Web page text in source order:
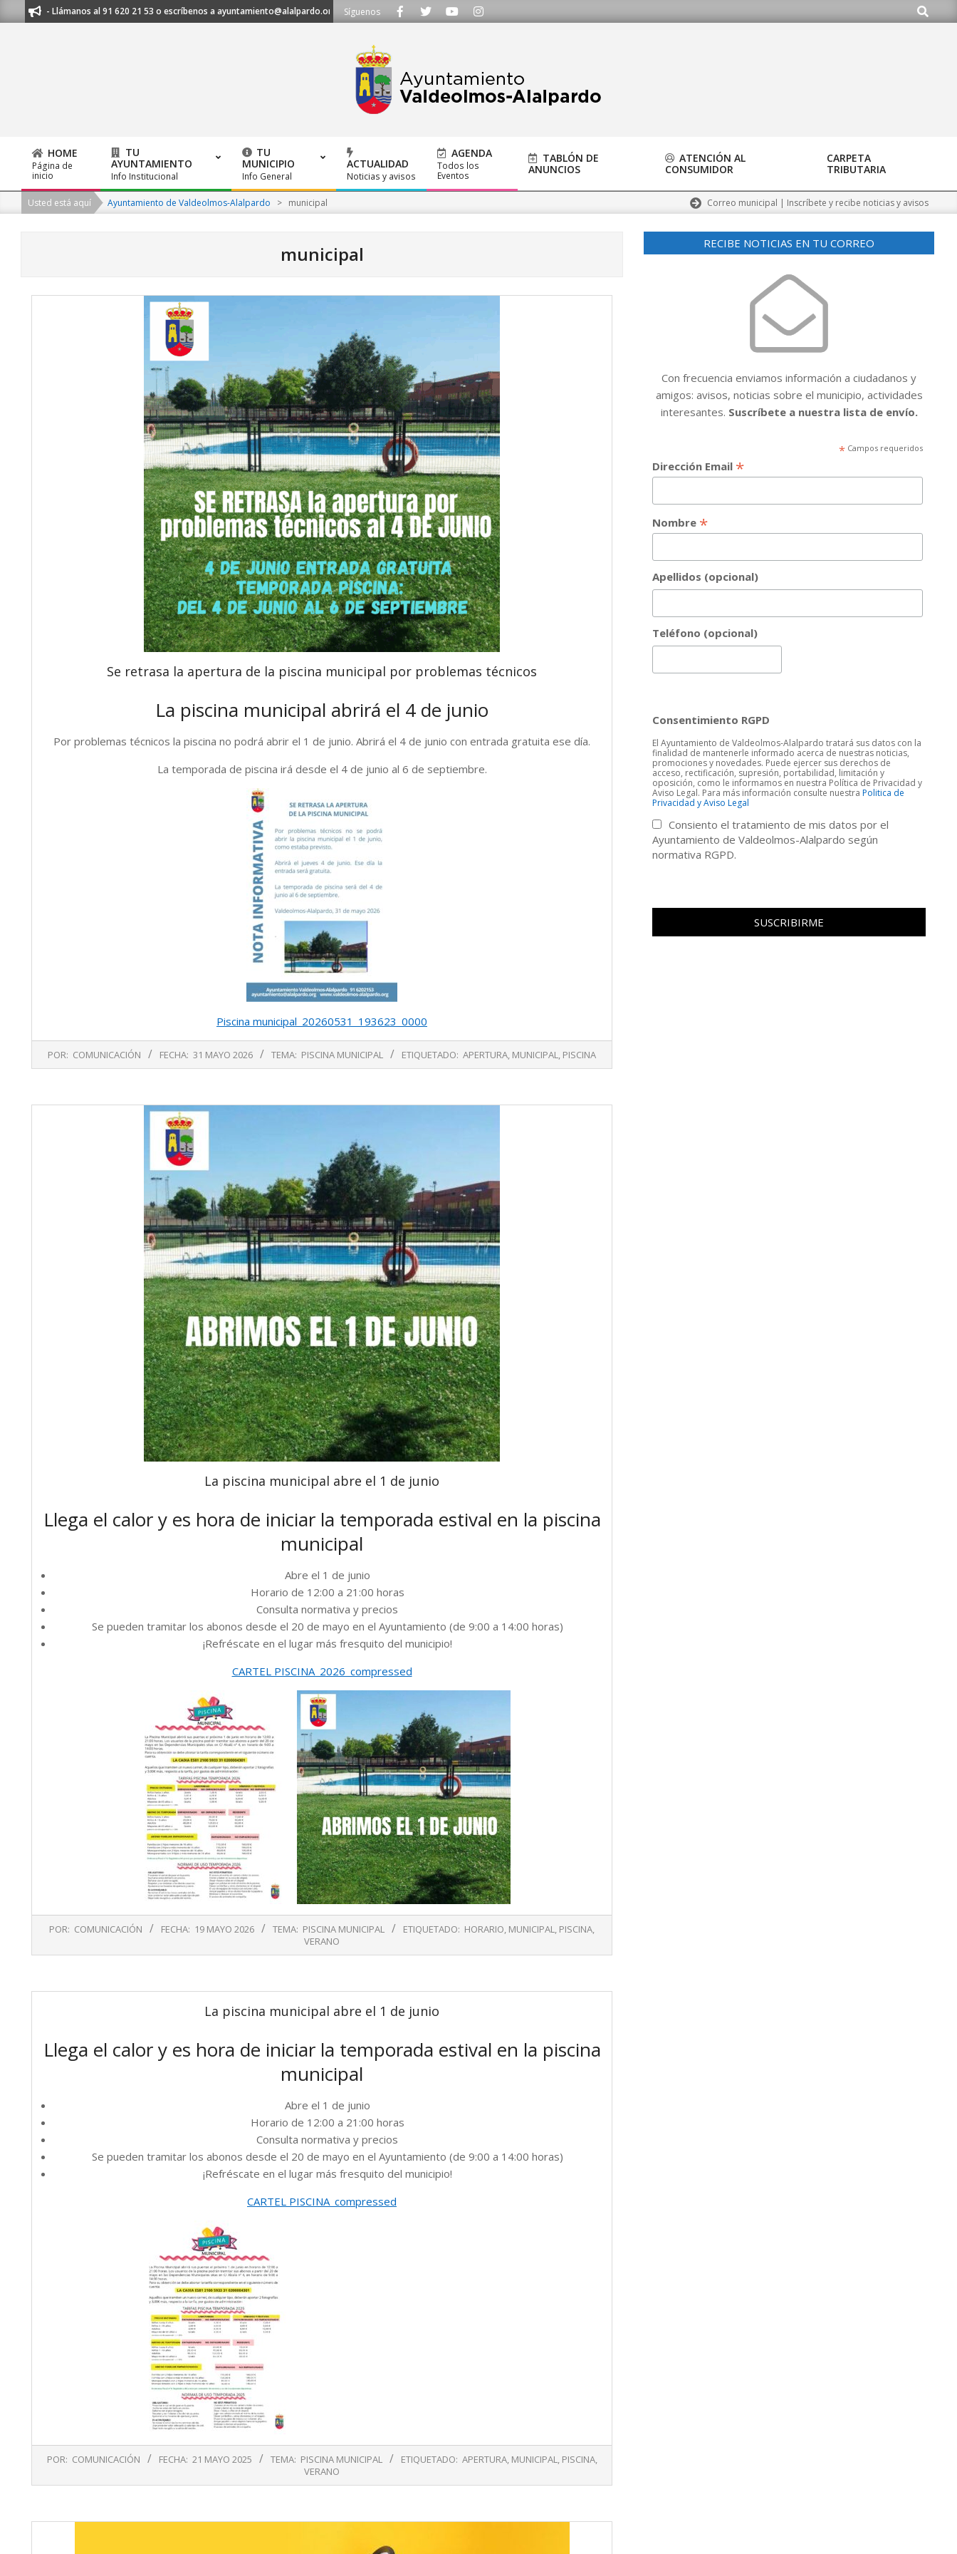
to
- Llámanos al 91 620 21 53 o escríbenos a ayuntamiento@alalpardo.org TE ESCUCHAMOS - Llámanos al 91 620 21 53 o escríbenos a ayuntamiento@alalpardo.org
Síguenos Buscar
Primary
Navigation
Menu
HOME
Página de
inicio
TU
AYUNTAMIENTO
Info Institucional
TU
MUNICIPIO
Info General
ACTUALIDAD
Noticias y avisos
AGENDA
Todos los
Eventos
TABLÓN DE
ANUNCIOS
ATENCIÓN AL
CONSUMIDOR
CARPETA
TRIBUTARIA
Usted está aquí Ayuntamiento de Valdeolmos-Alalpardo > municipal Correo municipal | Inscríbete y recibe noticias y avisos
municipal
Se retrasa la apertura de la piscina municipal por problemas técnicos
La piscina municipal abrirá el 4 de junio
Por problemas técnicos la piscina no podrá abrir el 1 de junio. Abrirá el 4 de junio con entrada gratuita ese día.
La temporada de piscina irá desde el 4 de junio al 6 de septiembre.
Piscina municipal_20260531_193623_0000
POR: COMUNICACIÓN FECHA: 31 MAYO 2026 TEMA: PISCINA MUNICIPAL ETIQUETADO: APERTURA, MUNICIPAL, PISCINA
La piscina municipal abre el 1 de junio
Llega el calor y es hora de iniciar la temporada estival en la piscina
municipal
Abre el 1 de junio
Horario de 12:00 a 21:00 horas
Consulta normativa y precios
Se pueden tramitar los abonos desde el 20 de mayo en el Ayuntamiento (de 9:00 a 14:00 horas)
¡Refréscate en el lugar más fresquito del municipio!
CARTEL PISCINA_2026_compressed
19
POR: COMUNICACIÓN FECHA: 19 MAYO 2026 TEMA: PISCINA MUNICIPAL ETIQUETADO: HORARIO, MUNICIPAL, PISCINA,
VERANO
La piscina municipal abre el 1 de junio
Llega el calor y es hora de iniciar la temporada estival en la piscina
municipal
Abre el 1 de junio
Horario de 12:00 a 21:00 horas
Consulta normativa y precios
Se pueden tramitar los abonos desde el 20 de mayo en el Ayuntamiento (de 9:00 a 14:00 horas)
¡Refréscate en el lugar más fresquito del municipio!
CARTEL PISCINA_compressed
05-
21
POR: COMUNICACIÓN FECHA: 21 MAYO 2025 TEMA: PISCINA MUNICIPAL ETIQUETADO: APERTURA, MUNICIPAL, PISCINA,
VERANO
RECIBE NOTICIAS EN TU CORREO
Con frecuencia enviamos información a ciudadanos y
amigos: avisos, noticias sobre el municipio, actividades
interesantes. Suscríbete a nuestra lista de envío.
* Campos requeridos
Dirección Email *
Nombre *
Apellidos (opcional)
Teléfono (opcional)
Consentimiento RGPD
El Ayuntamiento de Valdeolmos-Alalpardo tratará sus datos con la
finalidad de mantenerle informado acerca de nuestras noticias,
promociones y novedades. Puede ejercer sus derechos de
acceso, rectificación, supresión, portabilidad, limitación y
oposición, como le informamos en nuestra Política de Privacidad y
Aviso Legal. Para más información consulte nuestraPolitica de
Privacidad y Aviso Legal
Consiento el tratamiento de mis datos por el
Ayuntamiento de Valdeolmos-Alalpardo según
normativa RGPD.